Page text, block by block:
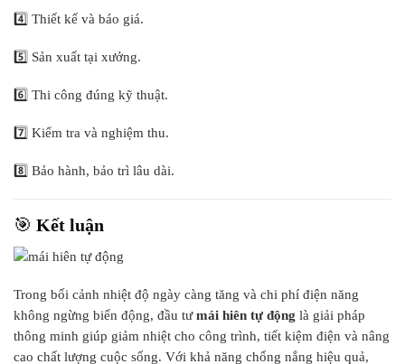
4️⃣ Thiết kế và báo giá.
5️⃣ Sản xuất tại xưởng.
6️⃣ Thi công đúng kỹ thuật.
7️⃣ Kiểm tra và nghiệm thu.
8️⃣ Bảo hành, bảo trì lâu dài.
🎯 Kết luận
Trong bối cảnh nhiệt độ ngày càng tăng và chi phí điện năng
không ngừng biến động, đầu tưmái hiên tự động là giải pháp
thông minh giúp giảm nhiệt cho công trình, tiết kiệm điện và nâng
cao chất lượng cuộc sống. Với khả năng chống nắng hiệu quả,